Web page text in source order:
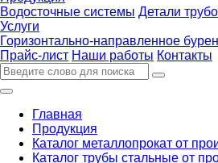
Водосточные системы Детали
Услуги
Горизонтально-направленное
Прайс-лист Наши работы Контакты
Главная
Продукция
Каталог металлопрокат от
Каталог трубы стальные от